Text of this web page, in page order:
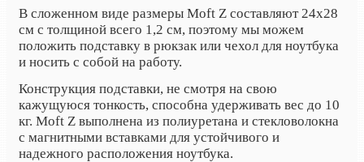
В сложенном виде размеры Moft Z составляют 24x28
см с толщиной всего 1,2 см, поэтому мы можем
положить подставку в рюкзак или чехол для ноутбука
и носить с собой на работу.
Конструкция подставки, не смотря на свою
кажущуюся тонкость, способна удерживать вес до 10
кг. Moft Z выполнена из полиуретана и стекловолокна
с магнитными вставками для устойчивого и
надежного расположения ноутбука.